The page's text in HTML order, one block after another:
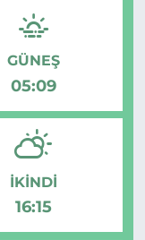
GÜNEŞ
05:09
İKINDI
16:15